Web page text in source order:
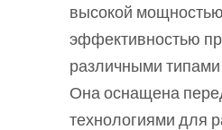
высокой
эффективностью
различными типами
Она оснащена
технологиями для